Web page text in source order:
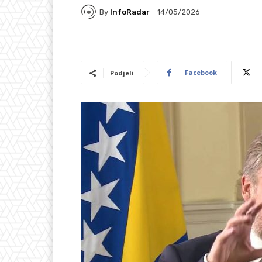
By InfoRadar 14/05/2026
Podjeli Facebook